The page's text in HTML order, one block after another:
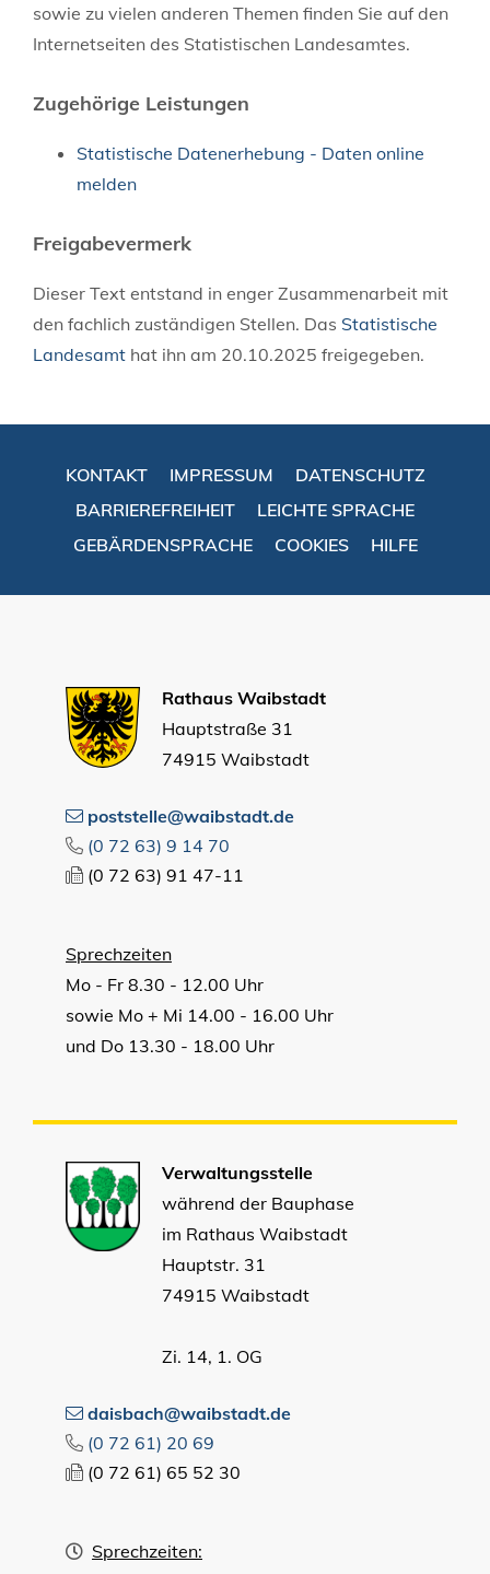
sowie zu vielen anderen Themen finden Sie auf den
Internetseiten des Statistischen Landesamtes.
Zugehörige Leistungen
Statistische Datenerhebung - Daten online
melden
Freigabevermerk
Dieser Text entstand in enger Zusammenarbeit mit
den fachlich zuständigen Stellen. Das Statistische
Landesamt hat ihn am 20.10.2025 freigegeben.
KONTAKT IMPRESSUM
DATENSCHUTZ
BARRIEREFREIHEIT
LEICHTE SPRACHE
GEBÄRDENSPRACHE
COOKIES HILFE
Rathaus Waibstadt
Hauptstraße 31
74915 Waibstadt
poststelle@waibstadt.de
(0 72 63) 9 14 70
(0 72 63) 91 47-11
Sprechzeiten
Mo - Fr 8.30 - 12.00 Uhr
sowie Mo + Mi 14.00 - 16.00 Uhr
und Do 13.30 - 18.00 Uhr
Verwaltungsstelle
während der Bauphase
im Rathaus Waibstadt
Hauptstr. 31
74915 Waibstadt
Zi. 14, 1. OG
daisbach@waibstadt.de
(0 72 61) 20 69
(0 72 61) 65 52 30
Sprechzeiten: